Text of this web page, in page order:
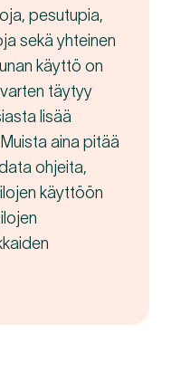
pesutupia,
sekä yhteinen
käyttö on
täytyy
lisää
aina pitää
ohjeita,
käyttöön